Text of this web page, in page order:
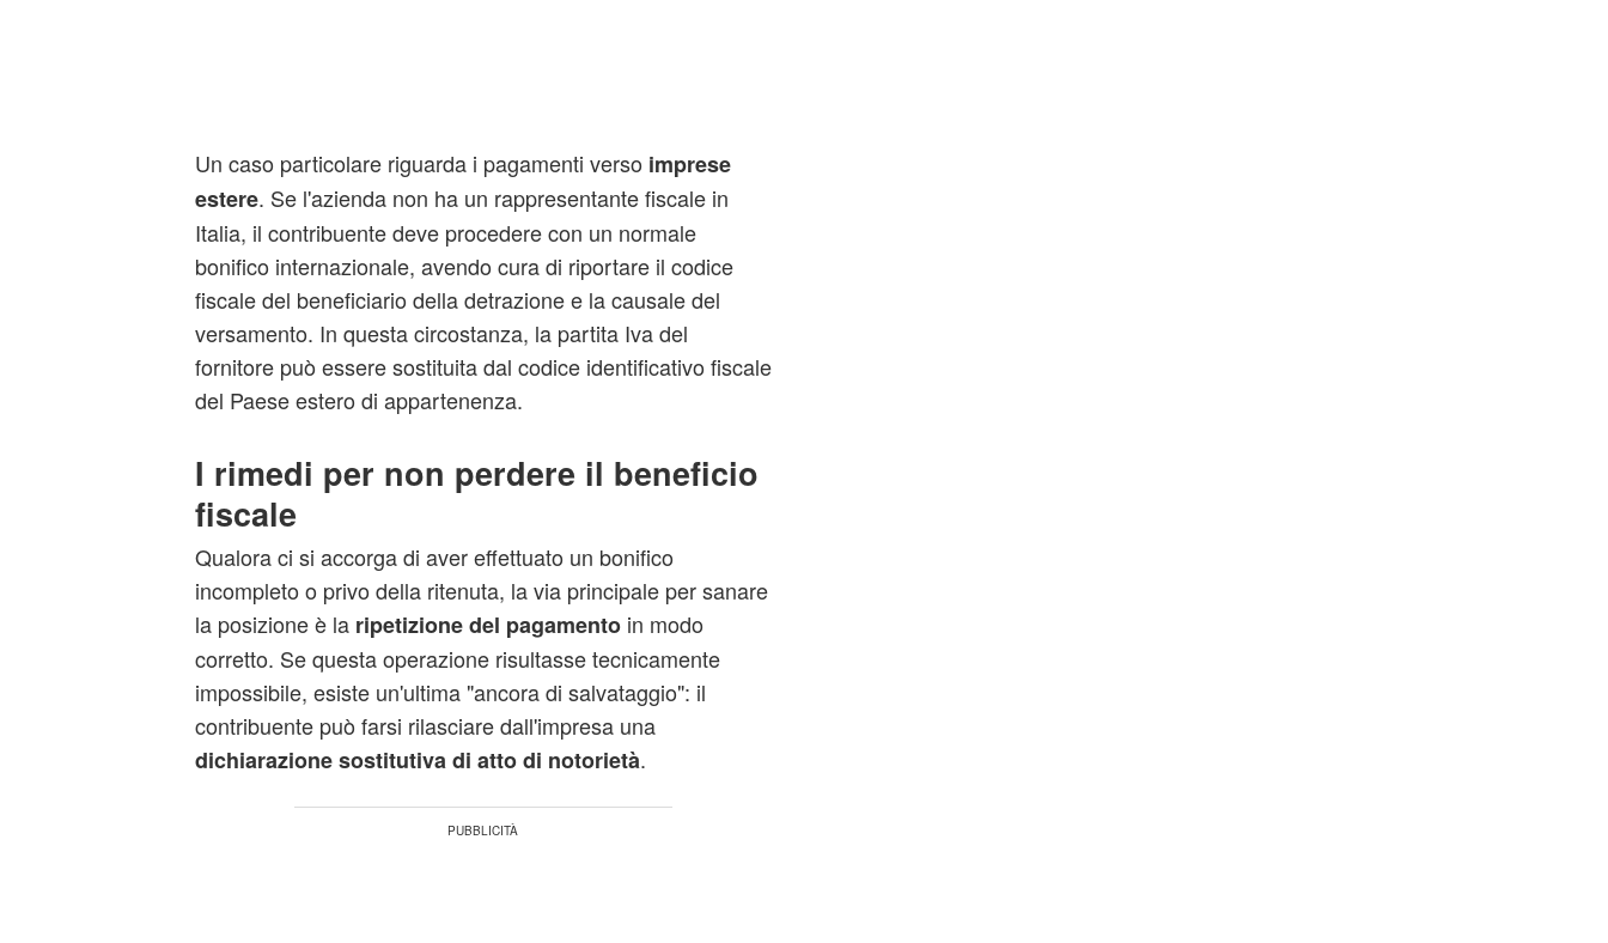
Un caso particolare riguarda i pagamenti verso imprese
estere. Se l'azienda non ha un rappresentante fiscale in
Italia, il contribuente deve procedere con un normale
bonifico internazionale, avendo cura di riportare il codice
fiscale del beneficiario della detrazione e la causale del
versamento. In questa circostanza, la partita Iva del
fornitore può essere sostituita dal codice identificativo fiscale
del Paese estero di appartenenza.
I rimedi per non perdere il beneficio
fiscale
Qualora ci si accorga di aver effettuato un bonifico
incompleto o privo della ritenuta, la via principale per sanare
la posizione è la ripetizione del pagamentoin modo
corretto. Se questa operazione risultasse tecnicamente
impossibile, esiste un'ultima "ancora di salvataggio": il
contribuente può farsi rilasciare dall'impresa una
dichiarazione sostitutiva di atto di notorietà.